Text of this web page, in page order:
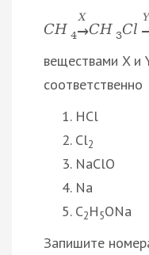
CH 4
X
→CH 3Cl
Y
веществами X и
соответственно
HCl
Cl2
NaClO
Na
C2H5ONa
Запишите